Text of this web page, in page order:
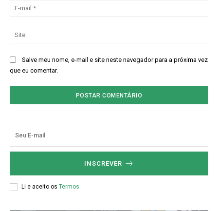
Salve meu nome, e-mail e site neste navegador para a próxima vez
que eu comentar.
INSCREVER
Li e aceito os Termos.